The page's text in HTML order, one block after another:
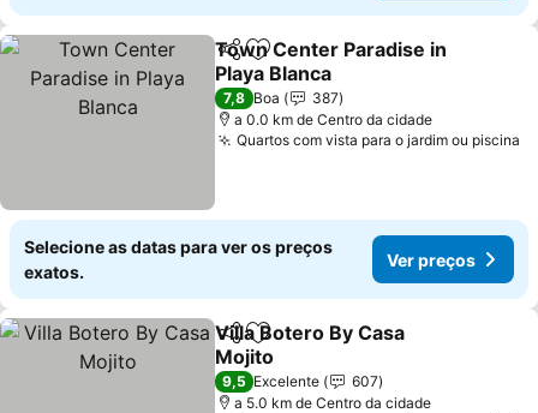
PartilharAdicionar aos favoritos
Town Center Paradise in
Playa Blanca
7,8 Boa
387
a 0.0 km de Centro da cidade
Quartos com vista para o jardim ou piscina
Selecione as datas para ver os preços
exatos.
Ver preços
PartilharAdicionar aos favoritos
Villa Botero By Casa
Mojito
9,5 Excelente
607
a 5.0 km de Centro da cidade